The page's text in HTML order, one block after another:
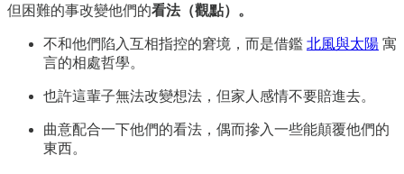
但困難的事改變他們的看法（觀點）。
不和他們陷入互相指控的窘境，而是借鑑 北風與太陽 寓
言的相處哲學。
也許這輩子無法改變想法，但家人感情不要賠進去。
曲意配合一下他們的看法，偶而摻入一些能顛覆他們的
東西。